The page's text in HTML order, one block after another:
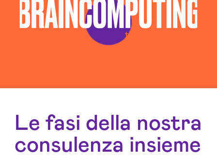
Le fasi della nostra
consulenza insieme